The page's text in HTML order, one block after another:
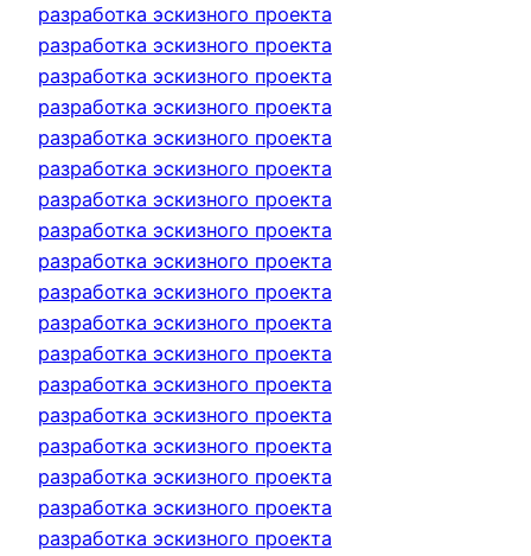
разработка эскизного проекта
разработка эскизного проекта
разработка эскизного проекта
разработка эскизного проекта
разработка эскизного проекта
разработка эскизного проекта
разработка эскизного проекта
разработка эскизного проекта
разработка эскизного проекта
разработка эскизного проекта
разработка эскизного проекта
разработка эскизного проекта
разработка эскизного проекта
разработка эскизного проекта
разработка эскизного проекта
разработка эскизного проекта
разработка эскизного проекта
разработка эскизного проекта